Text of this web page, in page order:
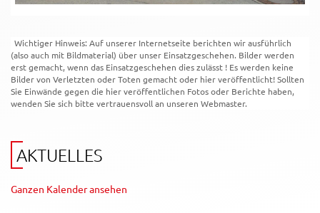
Wichtiger Hinweis: Auf unserer Internetseite berichten wir ausführlich
(also auch mit Bildmaterial) über unser Einsatzgeschehen. Bilder werden
erst gemacht, wenn das Einsatzgeschehen dies zulässt ! Es werden keine
Bilder von Verletzten oder Toten gemacht oder hier veröffentlicht! Sollten
Sie Einwände gegen die hier veröffentlichen Fotos oder Berichte haben,
wenden Sie sich bitte vertrauensvoll an unseren Webmaster.
AKTUELLES
Ganzen Kalender ansehen